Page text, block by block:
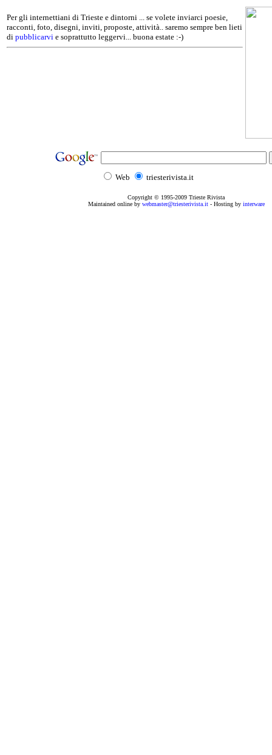
Per gli internettiani di Trieste e dintorni ... se volete inviarci poesie,
racconti, foto, disegni, inviti, proposte, attività.. saremo sempre ben lieti
di pubblicarvi e soprattutto leggervi... buona estate :-)
Web triesterivista.it
Copyright © 1995-2009 Trieste Rivista
Maintained online by webmaster@triesterivista.it- Hosting by interware